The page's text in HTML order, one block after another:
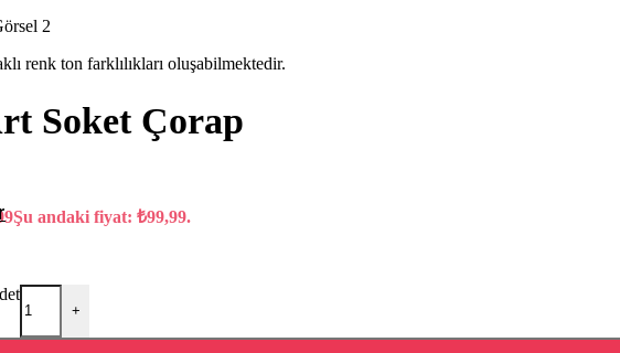
renk ton farklılıkları oluşabilmektedir.
Soket Çorap
Şu andaki fiyat: ₺99,99.
+